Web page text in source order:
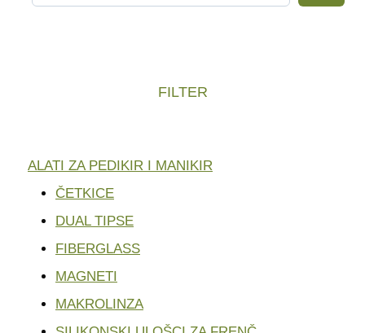
FILTER
ALATI ZA PEDIKIR I MANIKIR
ČETKICE
DUAL TIPSE
FIBERGLASS
MAGNETI
MAKROLINZA